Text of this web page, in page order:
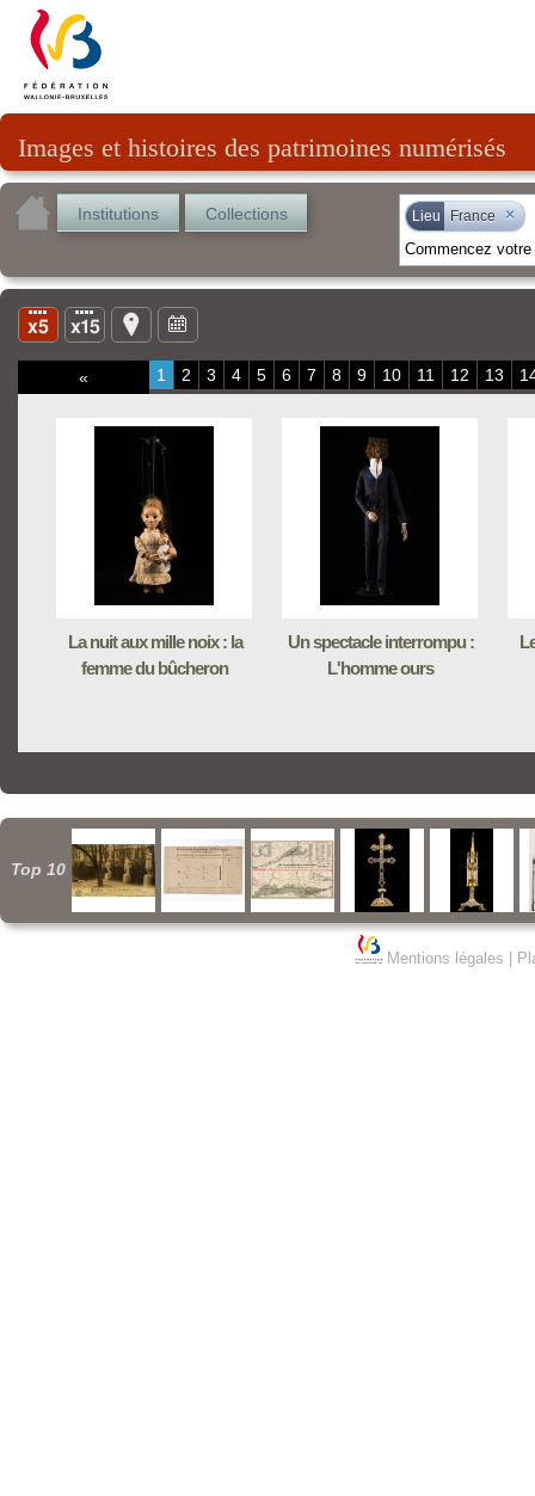
Images et histoires des patrimoines numérisés
Institutions Collections Lieu France ×
« 1 2 3 4 5 6 7 8 9 10 11 12 13
La nuit aux mille noix : la
femme du bûcheron
Un spectacle interrompu :
L'homme ours
Top 10
Mentions légales